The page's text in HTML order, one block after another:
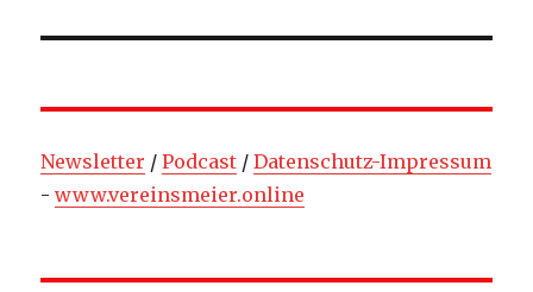
Newsletter /Podcast /Datenschutz-Impressum
-www.vereinsmeier.online